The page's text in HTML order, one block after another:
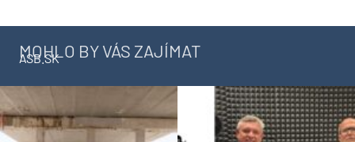
MOHLO BY VÁS ZAJÍMAT
ASB.SK